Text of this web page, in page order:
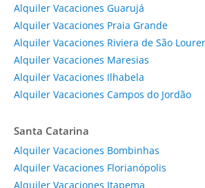
Alquiler Vacaciones Guarujá
Alquiler Vacaciones Praia Grande
Alquiler Vacaciones Riviera de São
Alquiler Vacaciones Maresias
Alquiler Vacaciones Ilhabela
Alquiler Vacaciones Campos do Jordão
Santa Catarina
Alquiler Vacaciones Bombinhas
Alquiler Vacaciones Florianópolis
Alquiler Vacaciones Itapema